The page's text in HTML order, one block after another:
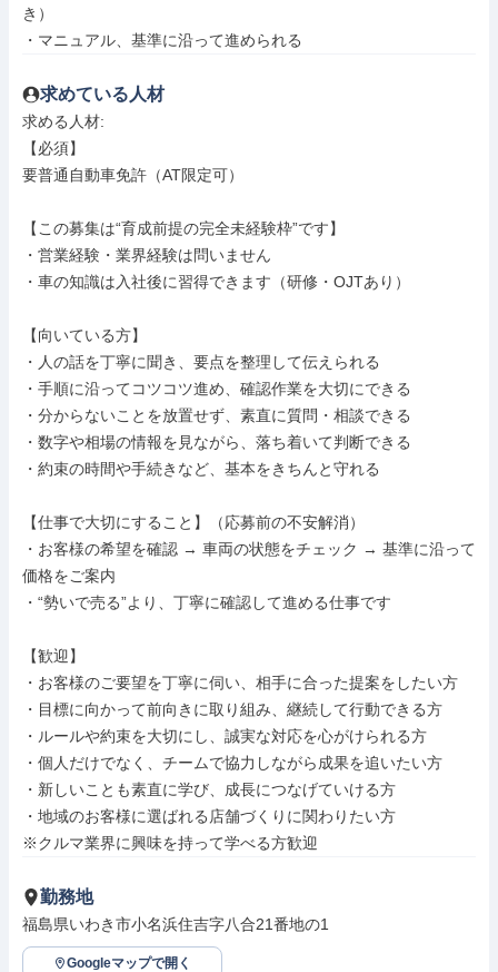
き）
・マニュアル、基準に沿って進められる
求めている人材
求める人材:
【必須】
要普通自動車免許（AT限定可）
【この募集は“育成前提の完全未経験枠”です】
・営業経験・業界経験は問いません
・車の知識は入社後に習得できます（研修・OJTあり）
【向いている方】
・人の話を丁寧に聞き、要点を整理して伝えられる
・手順に沿ってコツコツ進め、確認作業を大切にできる
・分からないことを放置せず、素直に質問・相談できる
・数字や相場の情報を見ながら、落ち着いて判断できる
・約束の時間や手続きなど、基本をきちんと守れる
【仕事で大切にすること】（応募前の不安解消）
・お客様の希望を確認 → 車両の状態をチェック → 基準に沿って
価格をご案内
・“勢いで売る”より、丁寧に確認して進める仕事です
【歓迎】
・お客様のご要望を丁寧に伺い、相手に合った提案をしたい方
・目標に向かって前向きに取り組み、継続して行動できる方
・ルールや約束を大切にし、誠実な対応を心がけられる方
・個人だけでなく、チームで協力しながら成果を追いたい方
・新しいことも素直に学び、成長につなげていける方
・地域のお客様に選ばれる店舗づくりに関わりたい方
※クルマ業界に興味を持って学べる方歓迎
勤務地
福島県いわき市小名浜住吉字八合21番地の1
Googleマップで開く